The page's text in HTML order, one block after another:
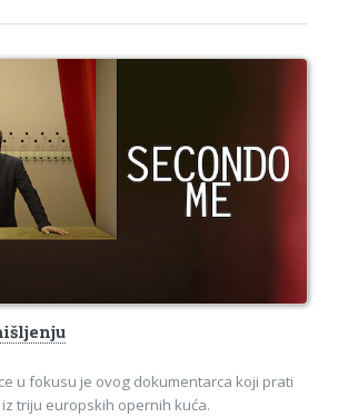
u fokusu je ovog dokumentarca koji prati
triju europskih opernih kuća.